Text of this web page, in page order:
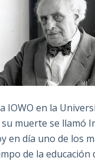
IOWO en la
muerte se llamó
en día uno de los
de la educación